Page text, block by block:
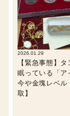
2026.01.29
【緊急事態】
眠っている「ア
今や金塊レベル
取】